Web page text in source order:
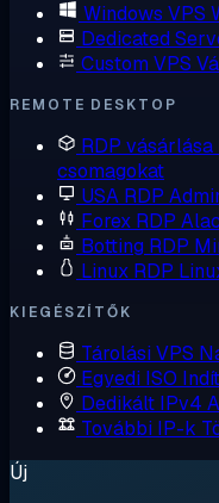
Windows VPS
Dedicated
Custom VPS
REMOTE DESKTOP
RDP vásárlása
csomagokat
USA RDP
Forex RDP
Botting RDP
Linux RDP
KIEGÉSZÍTŐK
Tárolási VPS
Egyedi ISO
Dedikált IPv4
További IP-k
Új